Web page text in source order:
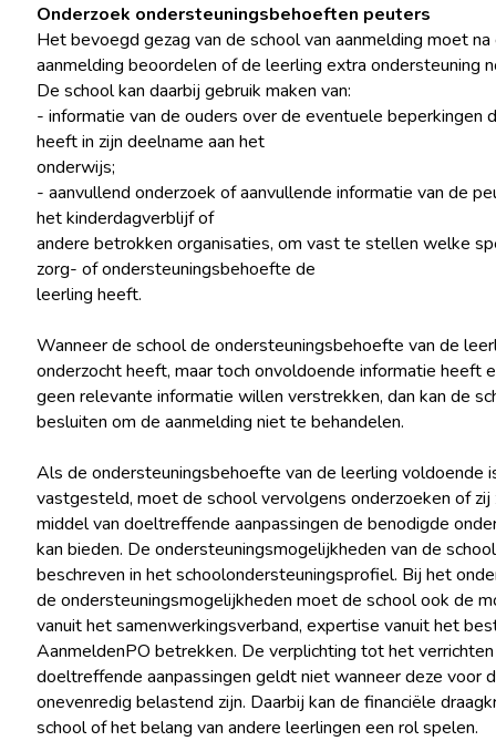
Onderzoek ondersteuningsbehoeften peuters
Het bevoegd gezag van de school van aanmelding moet na
aanmelding beoordelen of de leerling extra ondersteuning
De school kan daarbij gebruik maken van:
- informatie van de ouders over de eventuele beperkingen
heeft in zijn deelname aan het
onderwijs;
- aanvullend onderzoek of aanvullende informatie van de
het kinderdagverblijf of
andere betrokken organisaties, om vast te stellen welke
zorg- of ondersteuningsbehoefte de
leerling heeft.
Wanneer de school de ondersteuningsbehoefte van de
onderzocht heeft, maar toch onvoldoende informatie heeft
geen relevante informatie willen verstrekken, dan kan de
besluiten om de aanmelding niet te behandelen.
Als de ondersteuningsbehoefte van de leerling voldoende
vastgesteld, moet de school vervolgens onderzoeken of zij
middel van doeltreffende aanpassingen de benodigde
kan bieden. De ondersteuningsmogelijkheden van de
beschreven in het schoolondersteuningsprofiel. Bij het
de ondersteuningsmogelijkheden moet de school ook de
vanuit het samenwerkingsverband, expertise vanuit het
AanmeldenPO betrekken. De verplichting tot het
doeltreffende aanpassingen geldt niet wanneer deze voor
onevenredig belastend zijn. Daarbij kan de financiële
school of het belang van andere leerlingen een rol spelen.